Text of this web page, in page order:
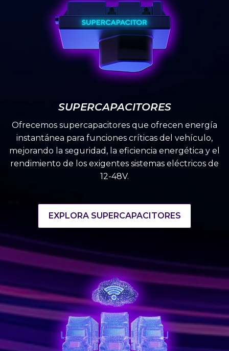
SUPERCAPACITORES
Ofrecemos supercapacitores que ofrecen energía
instantánea para funciones críticas del vehículo,
mejorando la seguridad, la eficiencia energética y el
rendimiento de los exigentes sistemas eléctricos de
12-48V.
EXPLORA SUPERCAPACITORES